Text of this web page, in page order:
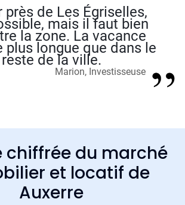
près de Les Égriselles,
mais il faut bien
la zone. La vacance
plus longue que dans le
reste de la ville.
Marion, Investisseuse
chiffrée du marché
et locatif de
Auxerre